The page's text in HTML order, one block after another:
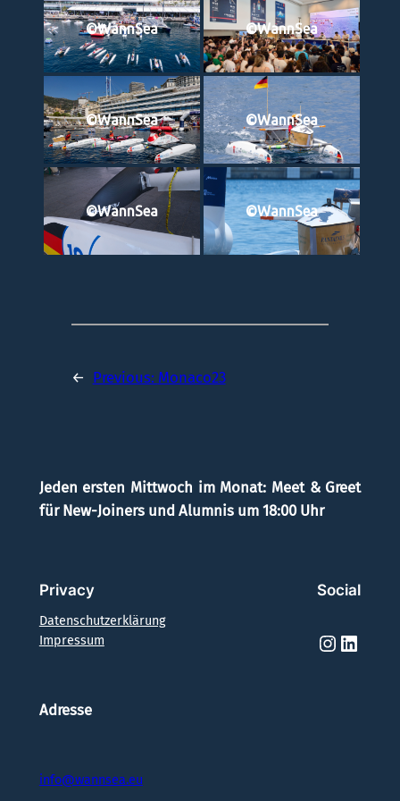
©WannSea ©WannSea
©WannSea ©WannSea
©WannSea ©WannSea
← Previous: Monaco23
Jeden ersten Mittwoch im Monat: Meet & Greet
für New-Joiners und Alumnis um 18:00 Uhr
Privacy
Datenschutzerklärung
Impressum
Social
Adresse
info@wannsea.eu